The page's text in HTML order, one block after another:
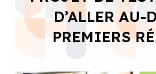
D’ALLER AU-
PREMIERS